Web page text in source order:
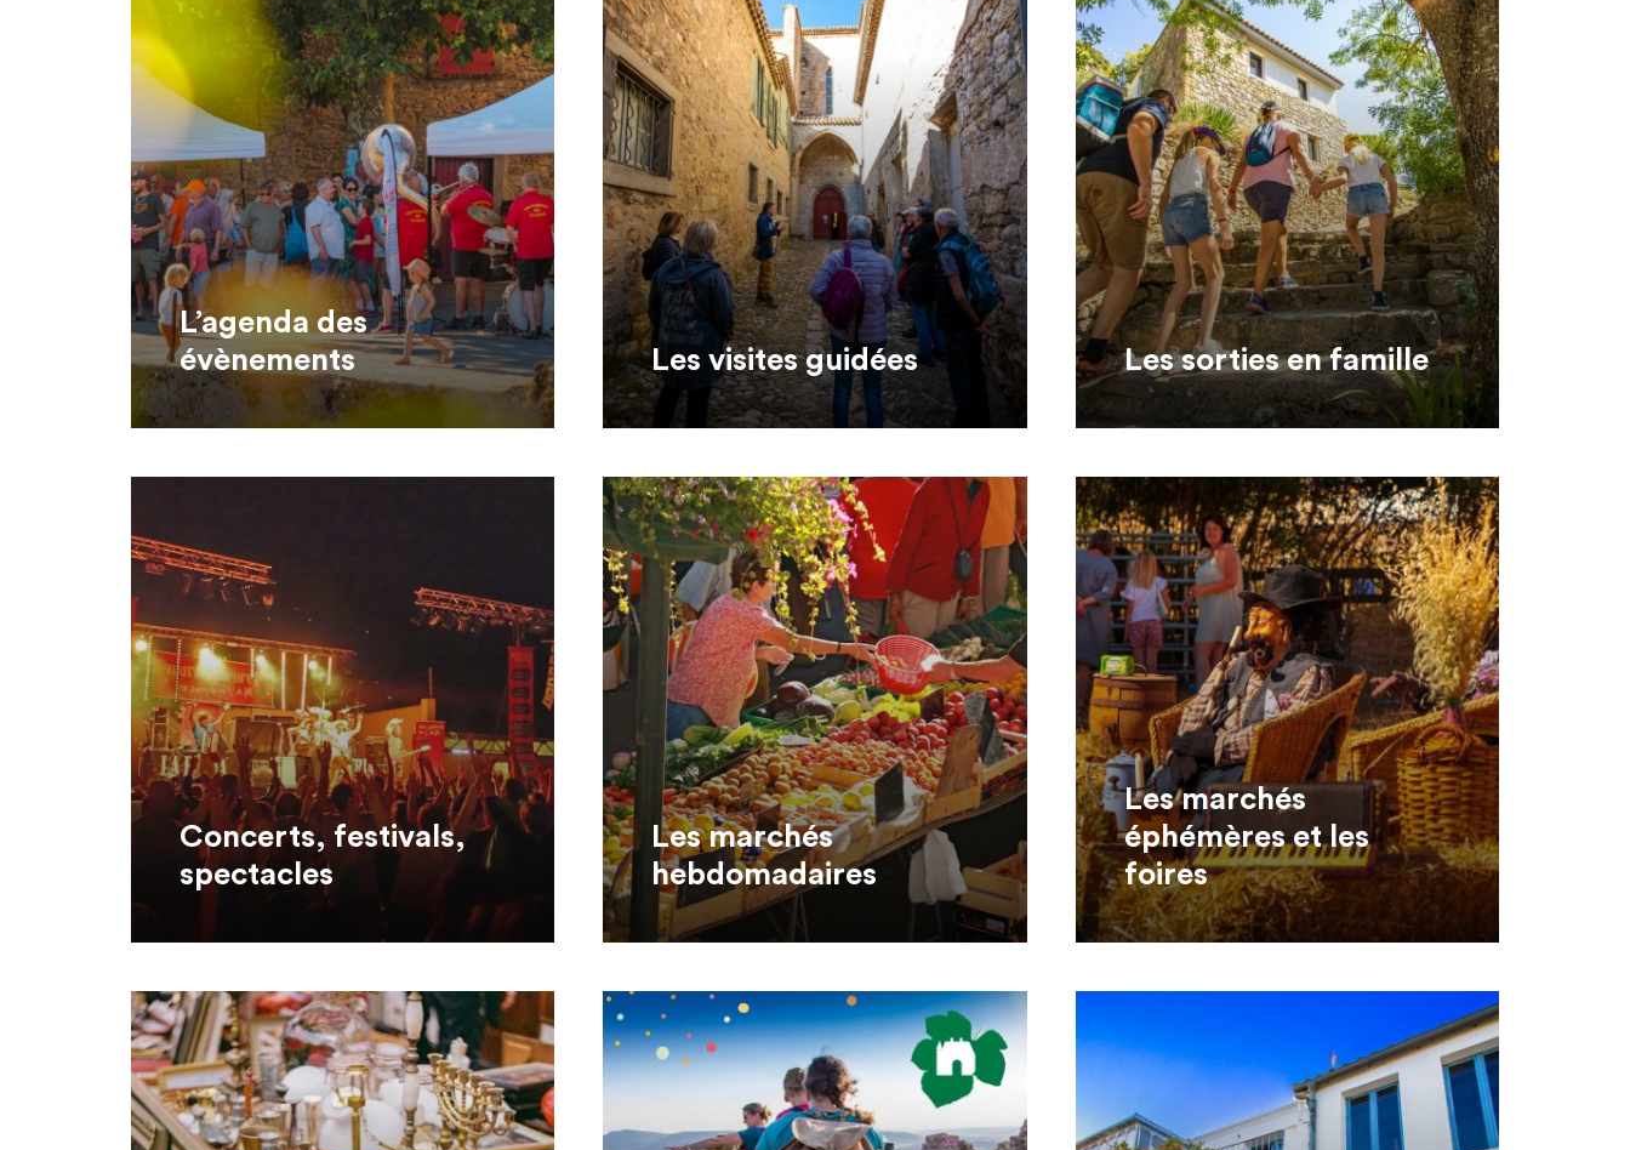
L’agenda des
évènements
Les visites guidées Les sorties en famille
Concerts, festivals,
spectacles
Les marchés
hebdomadaires
Les marchés
éphémères et les
foires